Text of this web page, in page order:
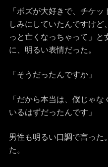
「ボズが大好きで、チケ
しみにしていたんですけど
っと亡くなっちゃって」と
に、明るい表情だった。
「そうだったんですか」
「だから本当は、僕じゃ
いるはずだったんです」
男性も明るい口調で言った
た。